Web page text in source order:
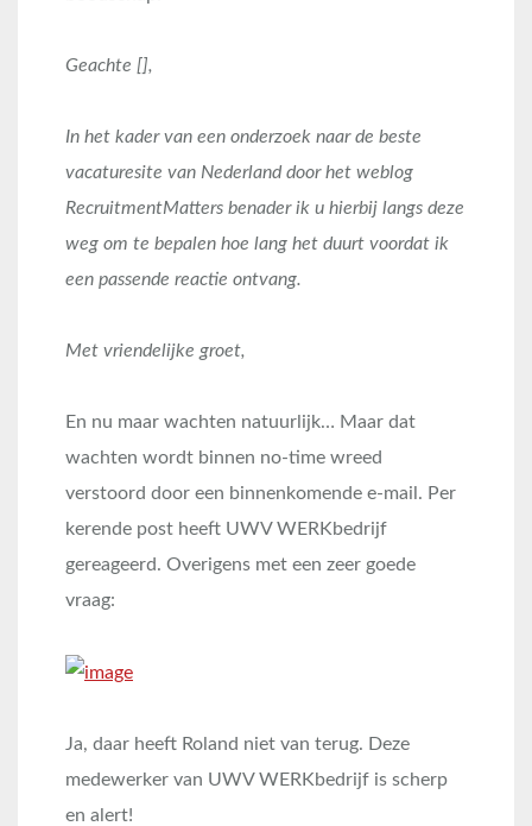
Geachte [],
In het kader van een onderzoek naar de beste
vacaturesite van Nederland door het weblog
RecruitmentMatters benader ik u hierbij langs deze
weg om te bepalen hoe lang het duurt voordat ik
een passende reactie ontvang.
Met vriendelijke groet,
En nu maar wachten natuurlijk… Maar dat
wachten wordt binnen no-time wreed
verstoord door een binnenkomende e-mail. Per
kerende post heeft UWV WERKbedrijf
gereageerd. Overigens met een zeer goede
vraag:
Ja, daar heeft Roland niet van terug. Deze
medewerker van UWV WERKbedrijf is scherp
en alert!